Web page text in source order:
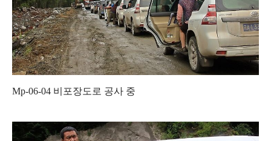
Mp-06-04 비포장도로 공사 중